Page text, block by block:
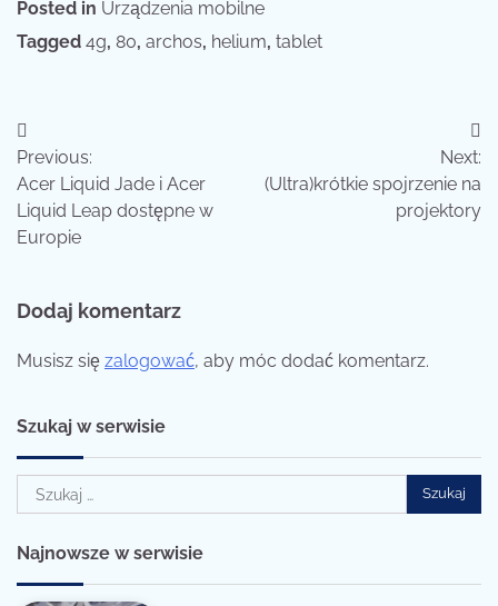
Posted in Urządzenia mobilne
Tagged 4g, 80, archos, helium, tablet
Nawigacja
wpisu
Previous:
Acer Liquid Jade i Acer
Liquid Leap dostępne w
Europie
Next:
(Ultra)krótkie spojrzenie na
projektory
Dodaj komentarz
Musisz się zalogować, aby móc dodać komentarz.
Szukaj w serwisie
Szukaj:
Najnowsze w serwisie